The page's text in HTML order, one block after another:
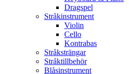
Dragspel
Stråkinstrument
Violin
Cello
Kontrabas
Stråksträngar
Stråktillbehör
Blåsinstrument